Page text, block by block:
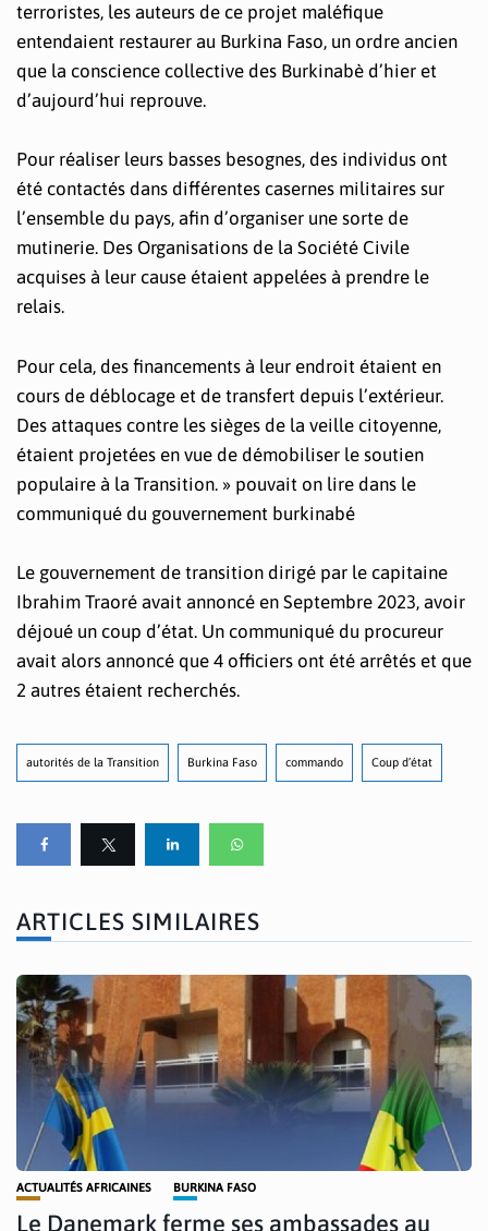
terroristes, les auteurs de ce projet maléfique
entendaient restaurer au Burkina Faso, un ordre ancien
que la conscience collective des Burkinabè d’hier et
d’aujourd’hui reprouve.
Pour réaliser leurs basses besognes, des individus ont
été contactés dans différentes casernes militaires sur
l’ensemble du pays, afin d’organiser une sorte de
mutinerie. Des Organisations de la Société Civile
acquises à leur cause étaient appelées à prendre le
relais.
Pour cela, des financements à leur endroit étaient en
cours de déblocage et de transfert depuis l’extérieur.
Des attaques contre les sièges de la veille citoyenne,
étaient projetées en vue de démobiliser le soutien
populaire à la Transition. » pouvait on lire dans le
communiqué du gouvernement burkinabé
Le gouvernement de transition dirigé par le capitaine
Ibrahim Traoré avait annoncé en Septembre 2023, avoir
déjoué un coup d’état. Un communiqué du procureur
avait alors annoncé que 4 officiers ont été arrêtés et que
2 autres étaient recherchés.
autorités de la Transition Burkina Faso commando Coup d’état
ARTICLES SIMILAIRES
ACTUALITÉS AFRICAINES BURKINA FASO
Le Danemark ferme ses ambassades au